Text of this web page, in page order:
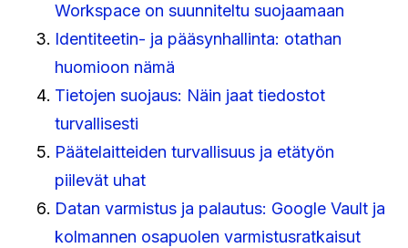
Workspace on suunniteltu suojaamaan
Identiteetin- ja pääsynhallinta: otathan
huomioon nämä
Tietojen suojaus: Näin jaat tiedostot
turvallisesti
Päätelaitteiden turvallisuus ja etätyön
piilevät uhat
Datan varmistus ja palautus: Google Vault ja
kolmannen osapuolen varmistusratkaisut